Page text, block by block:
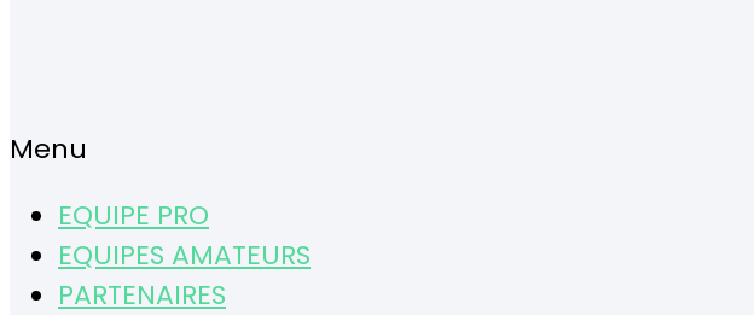
Menu
EQUIPE PRO
EQUIPES AMATEURS
PARTENAIRES